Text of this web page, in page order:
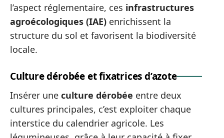
l’aspect réglementaire, ces infrastructures
agroécologiques (IAE) enrichissent la
structure du sol et favorisent la biodiversité
locale.
Culture dérobée et fixatrices d’azote
Insérer une culture dérobée entre deux
cultures principales, c’est exploiter chaque
interstice du calendrier agricole. Les